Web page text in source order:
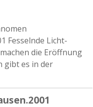
Fesselnde Licht-
die Eröffnung
gibt es in der